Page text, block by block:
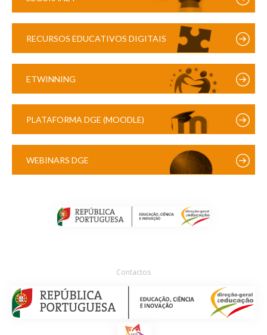
RECURSOS EDUCATIVOS DIGITAIS
ETWINNING
PLATAFORMA DGE (MOODLE)
WEBINARS DGE
Contactos